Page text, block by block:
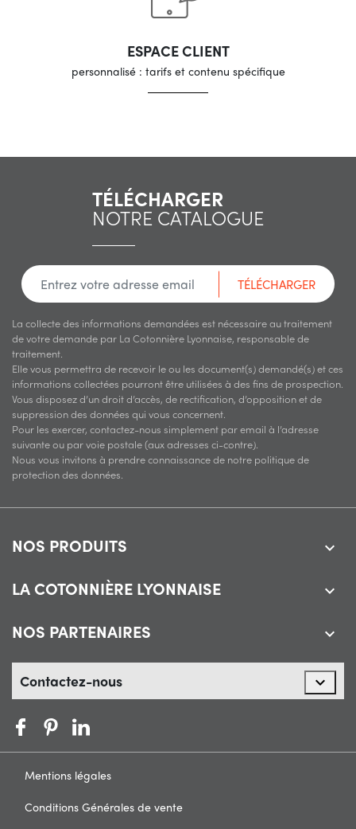
ESPACE CLIENT
personnalisé : tarifs et contenu spécifique
TÉLÉCHARGER
NOTRE CATALOGUE
TÉLÉCHARGER
La collecte des informations demandées est nécessaire au traitement
de votre demande par La Cotonnière Lyonnaise, responsable de
traitement.
Elle vous permettra de recevoir le ou les document(s) demandé(s) et ces
informations collectées pourront être utilisées à des fins de prospection.
Vous disposez d’un droit d’accès, de rectification, d’opposition et de
suppression des données qui vous concernent.
Pour les exercer, contactez-nous simplement par email à l’adresse
suivante ou par voie postale (aux adresses ci-contre).
Nous vous invitons à prendre connaissance de notre politique de
protection des données.
NOS PRODUITS 
LA COTONNIÈRE LYONNAISE 
NOS PARTENAIRES 
Contactez-nous 
Mentions légales
Conditions Générales de vente